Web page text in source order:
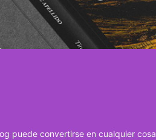
puede convertirse en cualquier cosa